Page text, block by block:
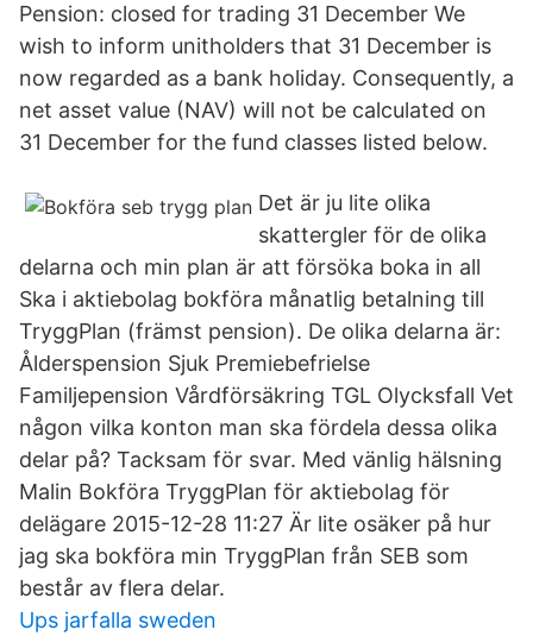
Pension: closed for trading 31 December We
wish to inform unitholders that 31 December is
now regarded as a bank holiday. Consequently, a
net asset value (NAV) will not be calculated on
31 December for the fund classes listed below.
Det är ju lite olika
skattergler för de olika
delarna och min plan är att försöka boka in all
Ska i aktiebolag bokföra månatlig betalning till
TryggPlan (främst pension). De olika delarna är:
Ålderspension Sjuk Premiebefrielse
Familjepension Vårdförsäkring TGL Olycksfall Vet
någon vilka konton man ska fördela dessa olika
delar på? Tacksam för svar. Med vänlig hälsning
Malin Bokföra TryggPlan för aktiebolag för
delägare ‎2015-12-28 11:27 Är lite osäker på hur
jag ska bokföra min TryggPlan från SEB som
består av flera delar.
Ups jarfalla sweden